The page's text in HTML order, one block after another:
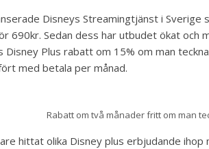
Disneys Streamingtjänst i
690kr. Sedan dess har utbudet ökat och
Disney Plus rabatt om 15% om man
med betala per månad.
Rabatt om två månader fritt om man
hittat olika Disney plus erbjudande